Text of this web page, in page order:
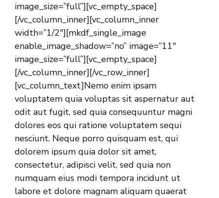
image_size=”full”][vc_empty_space]
[/vc_column_inner][vc_column_inner
width=”1/2″][mkdf_single_image
enable_image_shadow=”no” image=”11″
image_size=”full”][vc_empty_space]
[/vc_column_inner][/vc_row_inner]
[vc_column_text]Nemo enim ipsam
voluptatem quia voluptas sit aspernatur aut
odit aut fugit, sed quia consequuntur magni
dolores eos qui ratione voluptatem sequi
nesciunt. Neque porro quisquam est, qui
dolorem ipsum quia dolor sit amet,
consectetur, adipisci velit, sed quia non
numquam eius modi tempora incidunt ut
labore et dolore magnam aliquam quaerat